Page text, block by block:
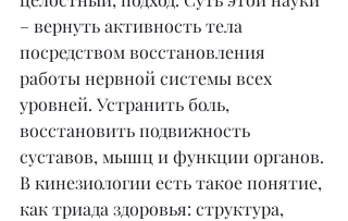
– вернуть активность тела
посредством восстановления
работы нервной системы всех
уровней. Устранить боль,
восстановить подвижность
суставов, мышц и функции органов.
В кинезиологии есть такое понятие,
как триада здоровья: структура,